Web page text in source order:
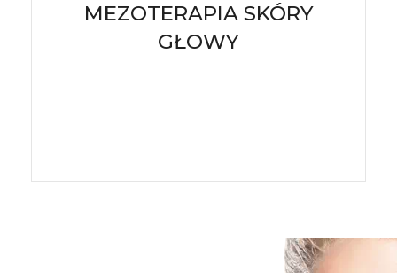
MEZOTERAPIA SKÓRY
GŁOWY